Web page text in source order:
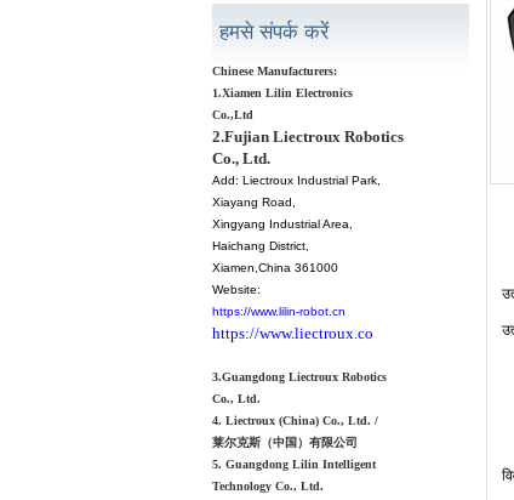
हमसे संपर्क करें
Chinese Manufacturers:
1.Xiamen Lilin Electronics
Co.,Ltd
2.Fujian Liectroux Robotics
Co., Ltd.
Add: Liectroux Industrial Park,
Xiayang Road,
Xingyang Industrial Area,
Haichang District,
Xiamen ,China 361000
Website:
https://www.lilin-robot.cn
https://www.liectroux.co
3.Guangdong Liectroux Robotics
Co., Ltd.
4. Liectroux (China) Co., Ltd. /
莱尔克斯（中国）有限公司
5. Guangdong Lilin Intelligent
Technology Co., Ltd.